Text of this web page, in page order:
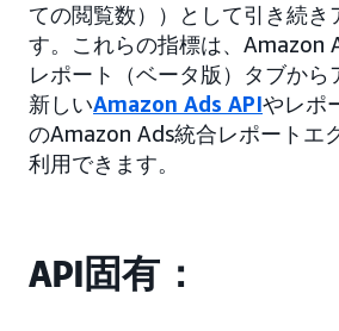
ての閲覧数））として引き続き
す。これらの指標は、Amazon
レポート（ベータ版）タブから
新しいAmazon Ads APIやレポ
のAmazon Ads統合レポートエ
利用できます。
API固有：